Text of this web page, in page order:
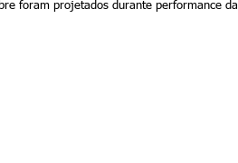
foram projetados durante performance da